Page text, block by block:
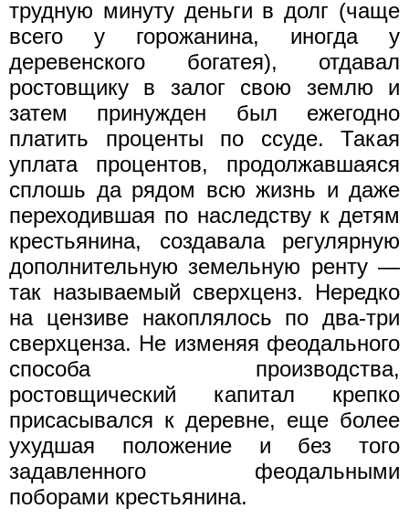
трудную минуту деньги в долг (чаще
всего у горожанина, иногда у
деревенского богатея), отдавал
ростовщику в залог свою землю и
затем принужден был ежегодно
платить проценты по ссуде. Такая
уплата процентов, продолжавшаяся
сплошь да рядом всю жизнь и даже
переходившая по наследству к детям
крестьянина, создавала регулярную
дополнительную земельную ренту —
так называемый сверхценз. Нередко
на цензиве накоплялось по два-три
сверхценза. Не изменяя феодального
способа производства,
ростовщический капитал крепко
присасывался к деревне, еще более
ухудшая положение и без того
задавленного феодальными
поборами крестьянина.